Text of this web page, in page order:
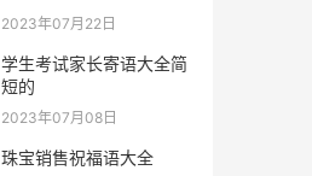
2023年07月22日
学生考试家长寄语大全简
短的
2023年07月08日
珠宝销售祝福语大全